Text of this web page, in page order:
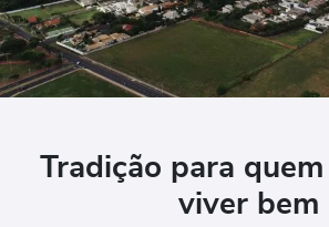
Tradição para
viver bem